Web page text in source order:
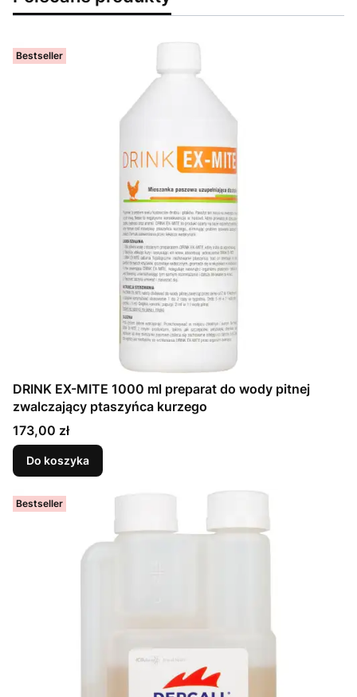
Bestseller
DRINK EX-MITE 1000 ml preparat do wody pitnej
zwalczający ptaszyńca kurzego
Cena
173,00 zł
Do koszyka
Bestseller